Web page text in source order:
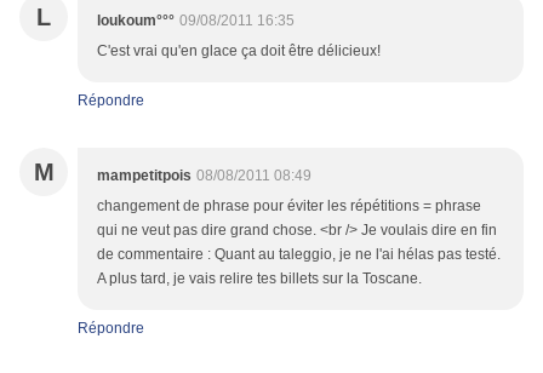
L loukoum°°° 09/08/2011 16:35
C'est vrai qu'en glace ça doit être délicieux!
Répondre
M mampetitpois 08/08/2011 08:49
changement de phrase pour éviter les répétitions = phrase
qui ne veut pas dire grand chose. <br /> Je voulais dire en fin
de commentaire : Quant au taleggio, je ne l'ai hélas pas testé.
A plus tard, je vais relire tes billets sur la Toscane.
Répondre